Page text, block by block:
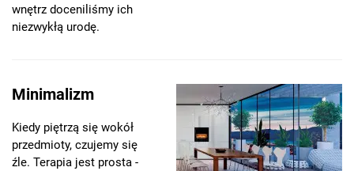
wnętrz doceniliśmy ich
niezwykłą urodę.
Minimalizm
Kiedy piętrzą się wokół
przedmioty, czujemy się
źle. Terapia jest prosta -